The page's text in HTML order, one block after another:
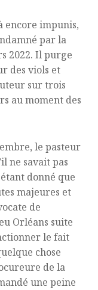
encore impunis,
par la
2022. Il purge
des viols et
sur trois
au moment des
le pasteur
ne savait pas
donné que
majeures et
de
Orléans suite
le fait
chose
de la
une peine